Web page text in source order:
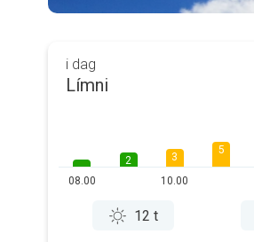
i dag
Límni
08.00
2
3
10.00
5
12 t